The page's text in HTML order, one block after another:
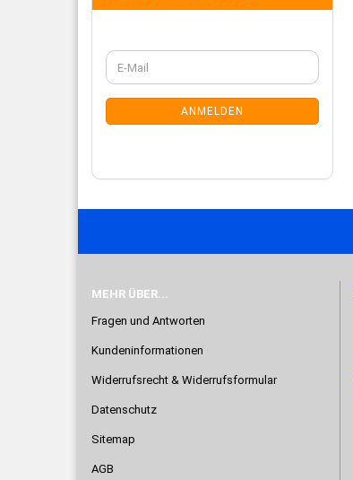
WEITER
ZUR
ANMELDUNG
E-
Mail
ANMELDEN
MEHR ÜBER...
Fragen und Antworten
Kundeninformationen
Widerrufsrecht & Widerrufsformular
Datenschutz
Sitemap
AGB